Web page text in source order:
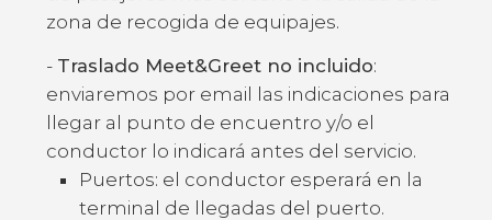
zona de recogida de equipajes.
- Traslado Meet&Greet no incluido:
enviaremos por email las indicaciones para
llegar al punto de encuentro y/o el
conductor lo indicará antes del servicio.
Puertos: el conductor esperará en la
terminal de llegadas del puerto.